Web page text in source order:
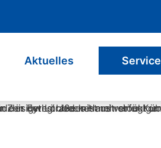
Aktuelles Service